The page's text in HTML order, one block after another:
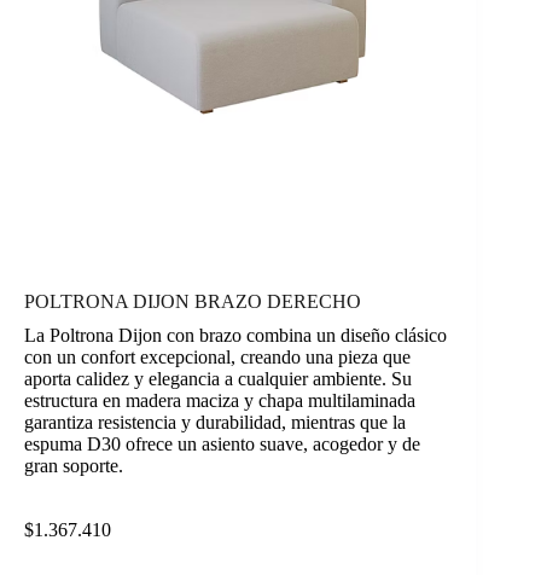
POLTRONA DIJON BRAZO DERECHO
La Poltrona Dijon con brazo combina un diseño clásico
con un confort excepcional, creando una pieza que
aporta calidez y elegancia a cualquier ambiente. Su
estructura en madera maciza y chapa multilaminada
garantiza resistencia y durabilidad, mientras que la
espuma D30 ofrece un asiento suave, acogedor y de
gran soporte.
$1.367.410